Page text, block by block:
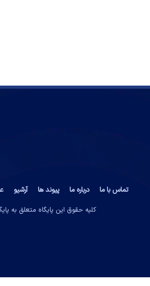
تماس با ما درباره ما پیوند ها آرشیو
کلیه حقوق این پایگاه متعلق به